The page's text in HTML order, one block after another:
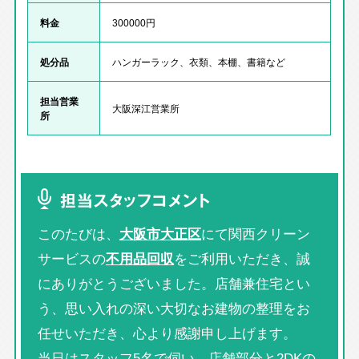
料金 300000円
処分品 ハンガーラック、衣類、本棚、書籍など
担当営業
所
大阪深江営業所
担当スタッフコメント
このたびは、 大阪市大正区にて関西クリーン
サービスの不用品回収をご利用いただき、誠
にありがとうございました。店舗兼住宅とい
う、思い入れの深い大切なお建物の整理をお
任せいただき、心より感謝申し上げます。